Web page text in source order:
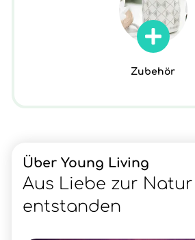
Zubehör
Über Young Living
Aus Liebe zur Natur
entstanden